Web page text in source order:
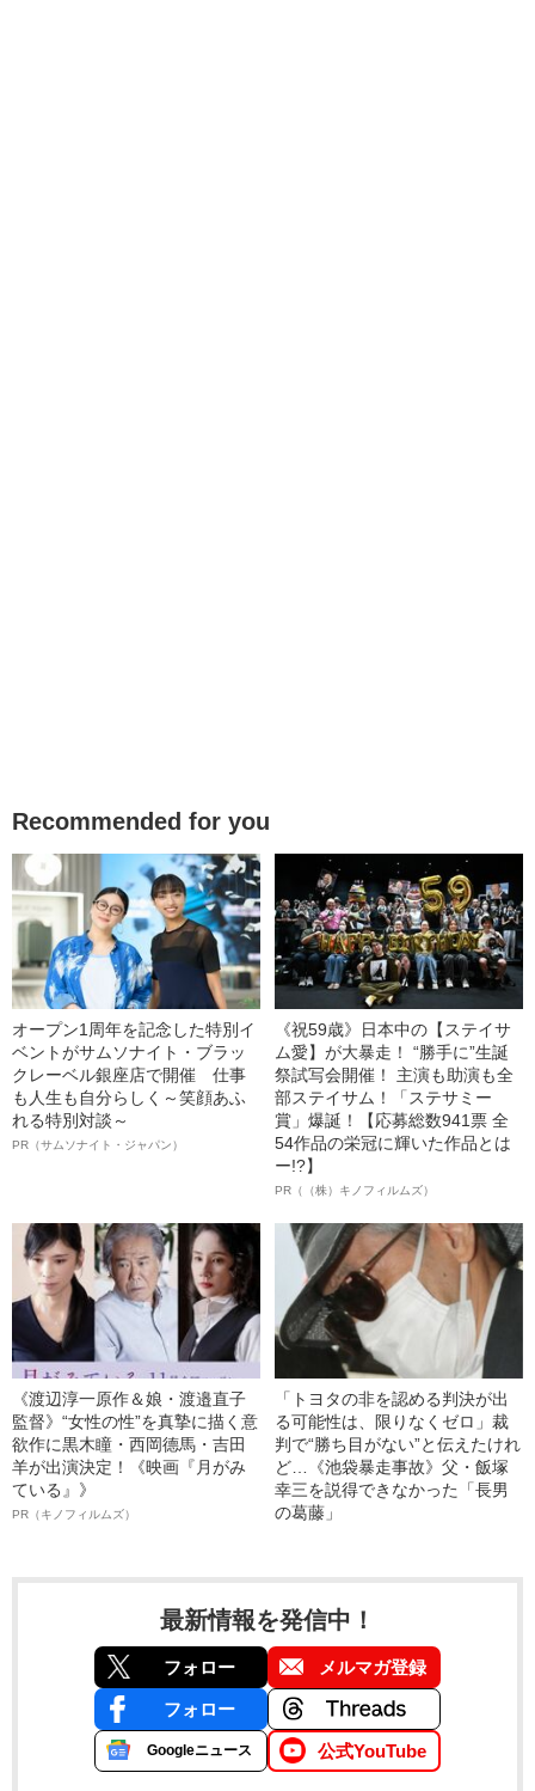
Recommended for you
オープン1周年を記念した特別イ
ベントがサムソナイト・ブラッ
クレーベル銀座店で開催 仕事
も人生も自分らしく～笑顔あふ
れる特別対談～
PR（サムソナイト・ジャパン）
《祝59歳》日本中の【ステイサ
ム愛】が大暴走！ “勝手に”生誕
祭試写会開催！ 主演も助演も全
部ステイサム！「ステサミー
賞」爆誕！【応募総数941票 全
54作品の栄冠に輝いた作品とは
ー!?】
PR（（株）キノフィルムズ）
《渡辺淳一原作＆娘・渡邉直子
監督》“女性の性”を真摯に描く意
欲作に黒木瞳・西岡德馬・吉田
羊が出演決定！《映画『月がみ
ている』》
PR（キノフィルムズ）
「トヨタの非を認める判決が出
る可能性は、限りなくゼロ」裁
判で“勝ち目がない”と伝えたけれ
ど…《池袋暴走事故》父・飯塚
幸三を説得できなかった「長男
の葛藤」
最新情報を発信中！
フォロー メルマガ登録
フォロー
Googleニュース 公式YouTube